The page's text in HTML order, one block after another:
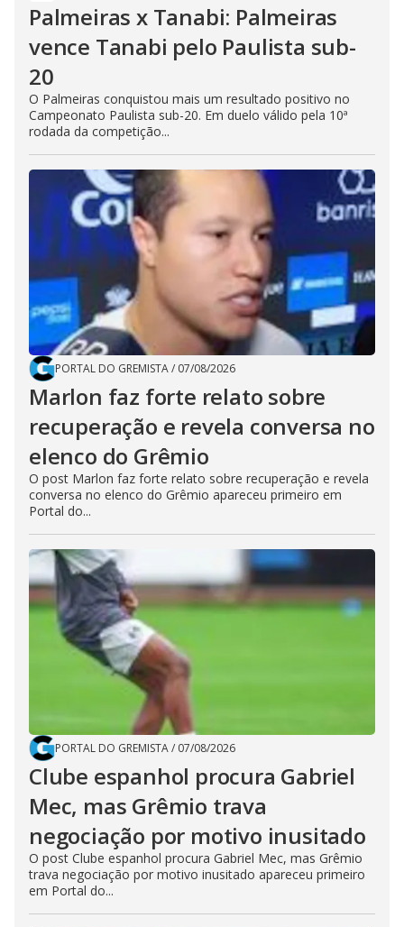
Palmeiras x Tanabi: Palmeiras
vence Tanabi pelo Paulista sub-
20
O Palmeiras conquistou mais um resultado positivo no
Campeonato Paulista sub-20. Em duelo válido pela 10ª
rodada da competição...
PORTAL DO GREMISTA/ 07/08/2026
Marlon faz forte relato sobre
recuperação e revela conversa no
elenco do Grêmio
O post Marlon faz forte relato sobre recuperação e revela
conversa no elenco do Grêmio apareceu primeiro em
Portal do...
PORTAL DO GREMISTA/ 07/08/2026
Clube espanhol procura Gabriel
Mec, mas Grêmio trava
negociação por motivo inusitado
O post Clube espanhol procura Gabriel Mec, mas Grêmio
trava negociação por motivo inusitado apareceu primeiro
em Portal do...